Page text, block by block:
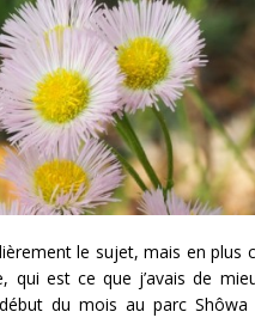
le sujet, mais en
qui est ce que j’avais de
du mois au parc